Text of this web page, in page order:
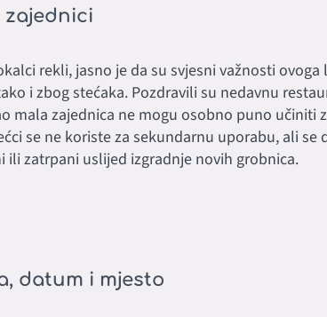
zajednici
rekli, jasno je da su svjesni važnosti
i zbog stećaka. Pozdravili su nedavnu
mala zajednica ne mogu osobno puno učiniti
se ne koriste za sekundarnu uporabu, ali se
ili zatrpani uslijed izgradnje novih grobnica.
datum i mjesto